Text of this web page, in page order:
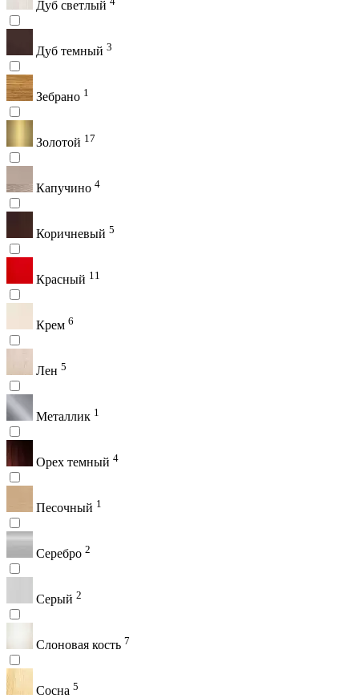
Дуб светлый
Дуб темный 3
Зебрано 1
Золотой 17
Капучино 4
Коричневый 5
Красный 11
Крем 6
Лен 5
Металлик 1
Орех темный 4
Песочный 1
Серебро 2
Серый 2
Слоновая кость 7
Сосна 5